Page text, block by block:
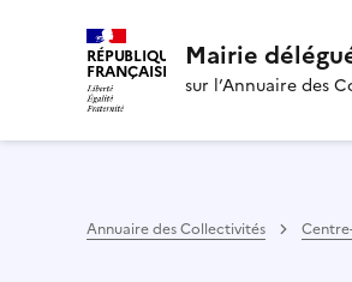
RÉPUBLIQUE
FRANÇAISE Mairie
sur l’Annuaire des
Annuaire des Collectivités